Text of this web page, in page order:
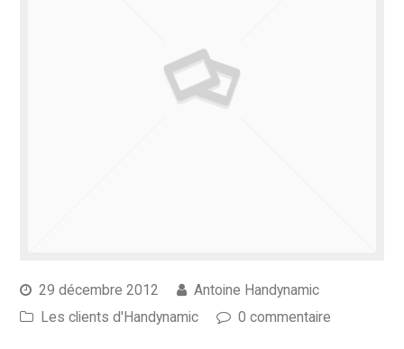
29 décembre 2012
Antoine Handynamic
Les clients d'Handynamic
0 commentaire